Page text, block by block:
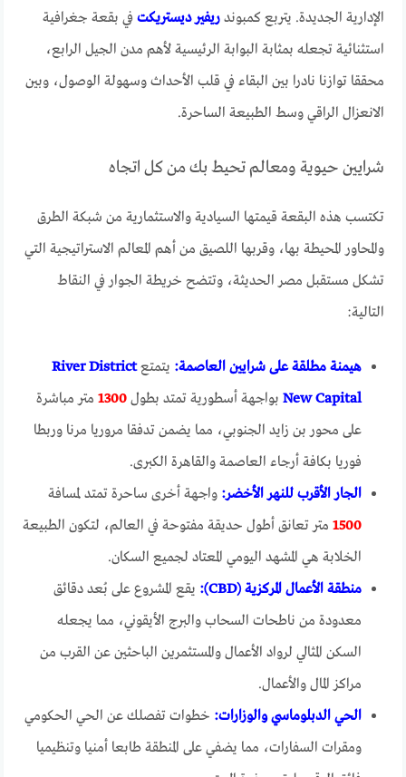
الإدارية الجديدة. يتربع كمبوندريفير ديستريكت في بقعة جغرافية
استثنائية تجعله بمثابة البوابة الرئيسية لأهم مدن الجيل الرابع،
محققا توازنا نادرا بين البقاء في قلب الأحداث وسهولة الوصول، وبين
الانعزال الراقي وسط الطبيعة الساحرة.
شرايين حيوية ومعالم تحيط بك من كل اتجاه
تكتسب هذه البقعة قيمتها السيادية والاستثمارية من شبكة الطرق
والمحاور المحيطة بها، وقربها اللصيق من أهم المعالم الاستراتيجية التي
تشكل مستقبل مصر الحديثة، وتتضح خريطة الجوار في النقاط
التالية:
هيمنة مطلقة على شرايين العاصمة: يتمتعRiver District
New Capital بواجهة أسطورية تمتد بطول1300 متر مباشرة
على محور بن زايد الجنوبي، مما يضمن تدفقا مروريا مرنا وربطا
فوريا بكافة أرجاء العاصمة والقاهرة الكبرى.
الجار الأقرب للنهر الأخضر: واجهة أخرى ساحرة تمتد لمسافة
1500 متر تعانق أطول حديقة مفتوحة في العالم، لتكون الطبيعة
الخلابة هي المشهد اليومي المعتاد لجميع السكان.
منطقة الأعمال المركزية (CBD):
يقع المشروع على بُعد دقائق
معدودة من ناطحات السحاب والبرج الأيقوني، مما يجعله
السكن المثالي لرواد الأعمال والمستثمرين الباحثين عن القرب من
مراكز المال والأعمال.
الحي الدبلوماسي والوزارات: خطوات تفصلك عن الحي الحكومي
ومقرات السفارات، مما يضفي على المنطقة طابعا أمنيا وتنظيميا